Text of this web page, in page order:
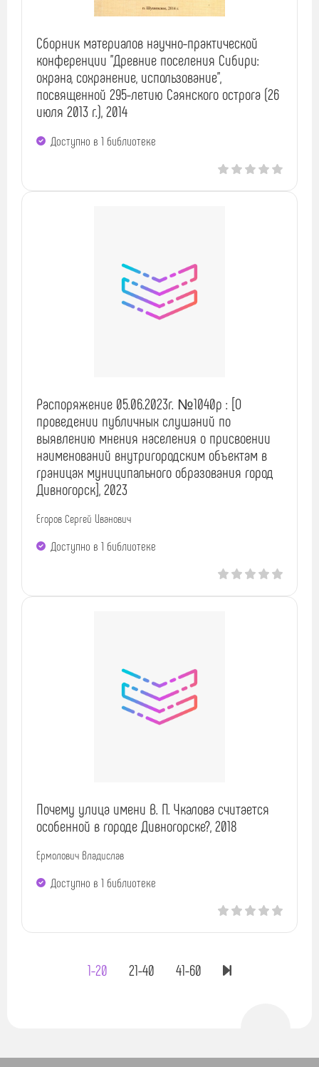
Сборник материалов научно-практической
конференции "Древние поселения Сибири:
охрана, сохранение, использование",
посвященной 295-летию Саянского острога (26
июля 2013 г.), 2014
Доступно в 1 библиотекe
Распоряжение 05.06.2023г. №1040р : [О
проведении публичных слушаний по
выявлению мнения населения о присвоении
наименований внутригородским объектам в
границах муниципального образования город
Дивногорск], 2023
Егоров Сергей Иванович
Доступно в 1 библиотекe
Почему улица имени В. П. Чкалова считается
особенной в городе Дивногорске?, 2018
Ермолович Владислав
Доступно в 1 библиотекe
1-20 21-40 41-60